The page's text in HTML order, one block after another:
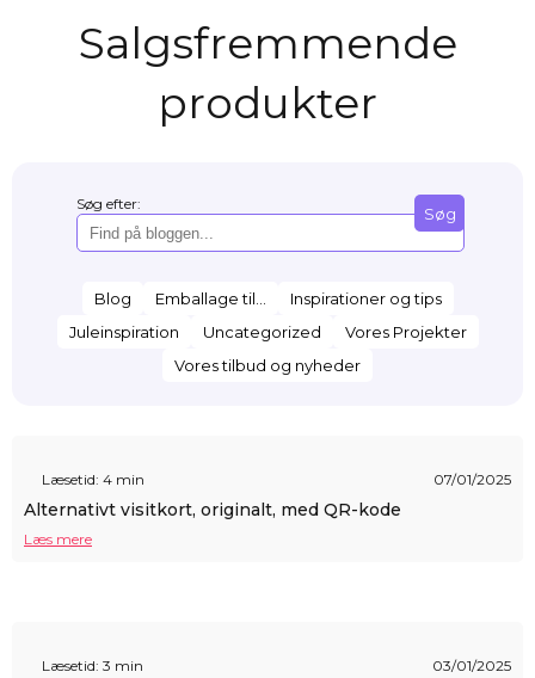
Salgsfremmende
produkter
Søg efter: Søg
Blog Emballage til...
Inspirationer og tips
Juleinspiration
Uncategorized
Vores Projekter
Vores tilbud og nyheder
Læsetid: 4 min 07/01/2025
Alternativt visitkort, originalt, med QR-kode
Læs mere
Læsetid: 3 min 03/01/2025